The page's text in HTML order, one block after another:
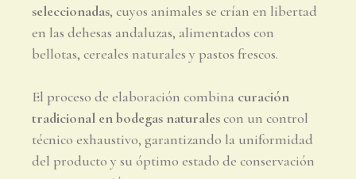
seleccionadas, cuyos animales se crían en libertad
en las dehesas andaluzas, alimentados con
bellotas, cereales naturales y pastos frescos.
El proceso de elaboración combina curación
tradicional en bodegas naturalescon un control
técnico exhaustivo, garantizando la uniformidad
del producto y su óptimo estado de conservación